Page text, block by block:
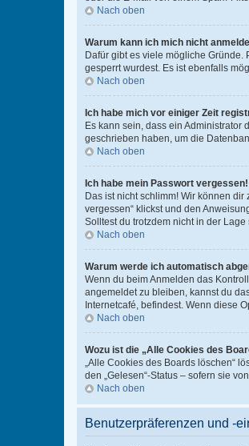
Nach oben
Warum kann ich mich nicht
Dafür gibt es viele mögliche
gesperrt wurdest. Es ist ebenfalls
Nach oben
Ich habe mich vor einiger Zeit
Es kann sein, dass ein
geschrieben haben, um die
Nach oben
Ich habe mein Passwort vergessen!
Das ist nicht schlimm! Wir können
vergessen“ klickst und den
Solltest du trotzdem nicht in der
Nach oben
Warum werde ich automatisch
Wenn du beim Anmelden das
angemeldet zu bleiben, kannst du
Internetcafé, befindest. Wenn diese
Nach oben
Wozu ist die „Alle Cookies des
„Alle Cookies des Boards löschen“
den „Gelesen“-Status – sofern sie
Nach oben
Benutzerpräferenzen und -